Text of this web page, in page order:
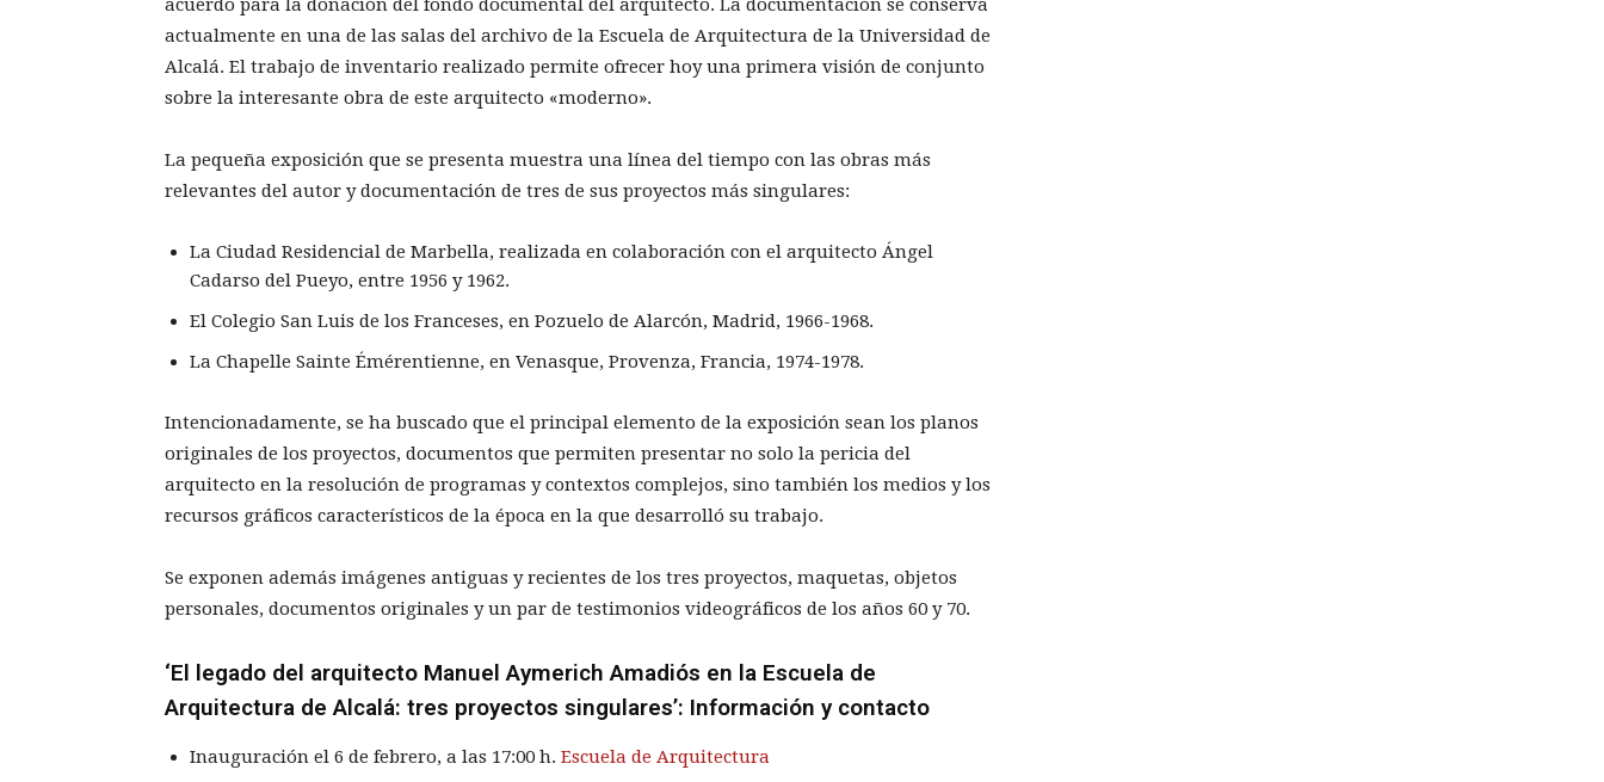
actualmente en una de las salas del archivo de la Escuela de Arquitectura de la Universidad de
Alcalá. El trabajo de inventario realizado permite ofrecer hoy una primera visión de conjunto
sobre la interesante obra de este arquitecto «moderno».
La pequeña exposición que se presenta muestra una línea del tiempo con las obras más
relevantes del autor y documentación de tres de sus proyectos más singulares:
La Ciudad Residencial de Marbella, realizada en colaboración con el arquitecto Ángel
Cadarso del Pueyo, entre 1956 y 1962.
El Colegio San Luis de los Franceses, en Pozuelo de Alarcón, Madrid, 1966-1968.
La Chapelle Sainte Émérentienne, en Venasque, Provenza, Francia, 1974-1978.
Intencionadamente, se ha buscado que el principal elemento de la exposición sean los planos
originales de los proyectos, documentos que permiten presentar no solo la pericia del
arquitecto en la resolución de programas y contextos complejos, sino también los medios y los
recursos gráficos característicos de la época en la que desarrolló su trabajo.
Se exponen además imágenes antiguas y recientes de los tres proyectos, maquetas, objetos
personales, documentos originales y un par de testimonios videográficos de los años 60 y 70.
‘El legado del arquitecto Manuel Aymerich Amadiós en la Escuela de
Arquitectura de Alcalá: tres proyectos singulares’: Información y contacto
Inauguración el 6 de febrero, a las 17:00 h. Escuela de Arquitectura